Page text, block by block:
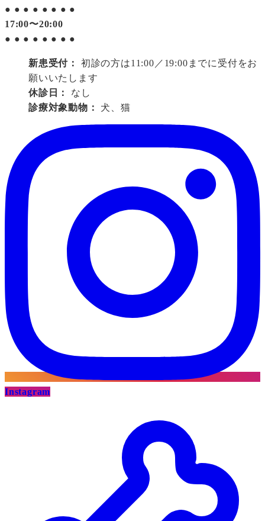
● ● ● ● ● ● ● ●
17:00〜20:00
● ● ● ● ● ● ● ●
新患受付：
初診の方は11:00／19:00までに受付をお
願いいたします
休診日：
なし
診療対象動物：
犬、猫
Instagram